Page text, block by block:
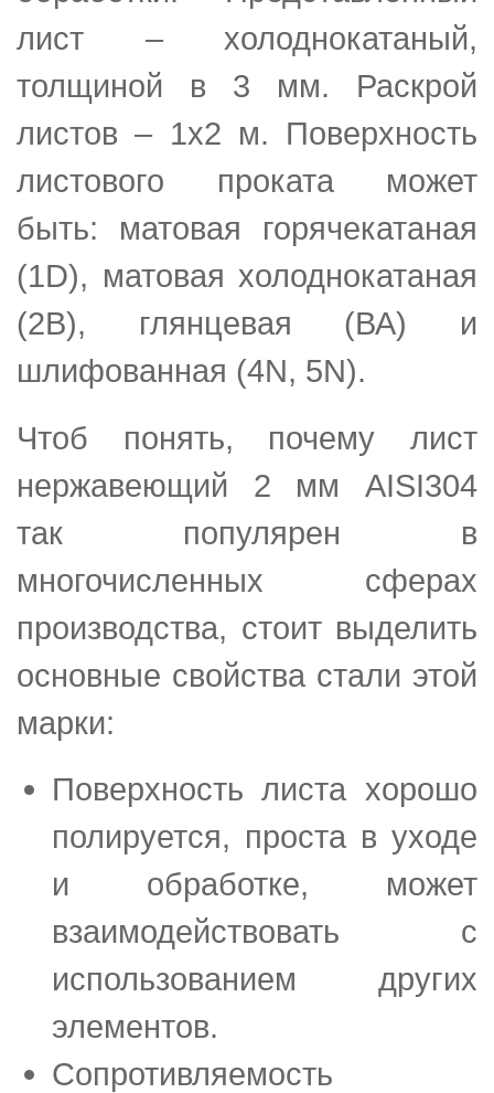
лист – холоднокатаный,
толщиной в 3 мм. Раскрой
листов – 1х2 м. Поверхность
листового проката может
быть: матовая горячекатаная
(1D), матовая холоднокатаная
(2В), глянцевая (ВА) и
шлифованная (4N, 5N).
Чтоб понять, почему лист
нержавеющий 2 мм AISI304
так популярен в
многочисленных сферах
производства, стоит выделить
основные свойства стали этой
марки:
Поверхность листа хорошо
полируется, проста в уходе
и обработке, может
взаимодействовать с
использованием других
элементов.
Сопротивляемость